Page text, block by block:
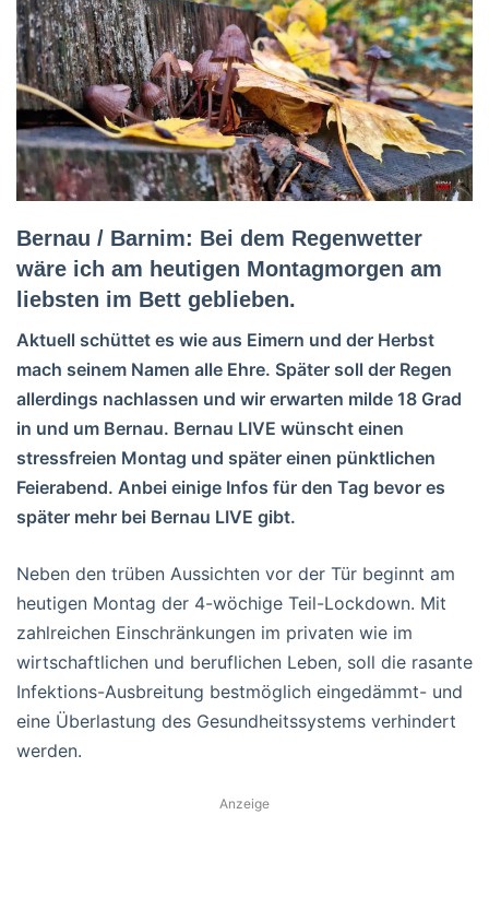
Bernau / Barnim: Bei dem Regenwetter
wäre ich am heutigen Montagmorgen am
liebsten im Bett geblieben.
Aktuell schüttet es wie aus Eimern und der Herbst
mach seinem Namen alle Ehre. Später soll der Regen
allerdings nachlassen und wir erwarten milde 18 Grad
in und um Bernau. Bernau LIVE wünscht einen
stressfreien Montag und später einen pünktlichen
Feierabend. Anbei einige Infos für den Tag bevor es
später mehr bei Bernau LIVE gibt.
Neben den trüben Aussichten vor der Tür beginnt am
heutigen Montag der 4-wöchige Teil-Lockdown. Mit
zahlreichen Einschränkungen im privaten wie im
wirtschaftlichen und beruflichen Leben, soll die rasante
Infektions-Ausbreitung bestmöglich eingedämmt- und
eine Überlastung des Gesundheitssystems verhindert
werden.
Anzeige